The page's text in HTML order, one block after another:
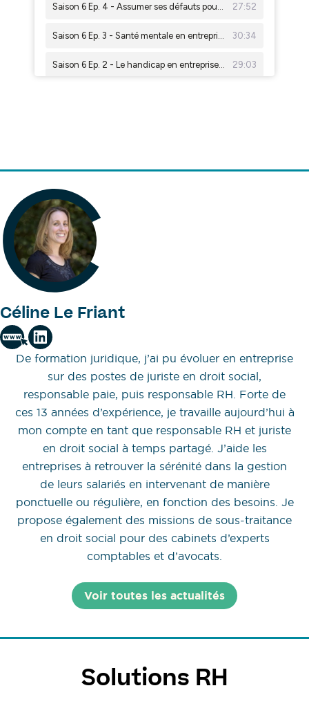
Céline Le Friant
De formation juridique, j’ai pu évoluer en entreprise
sur des postes de juriste en droit social,
responsable paie, puis responsable RH. Forte de
ces 13 années d’expérience, je travaille aujourd’hui à
mon compte en tant que responsable RH et juriste
en droit social à temps partagé. J’aide les
entreprises à retrouver la sérénité dans la gestion
de leurs salariés en intervenant de manière
ponctuelle ou régulière, en fonction des besoins. Je
propose également des missions de sous-traitance
en droit social pour des cabinets d’experts
comptables et d’avocats.
Voir toutes les actualités
Solutions RH